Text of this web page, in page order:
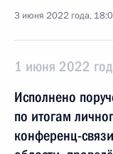
3 июня 2022 года,
1 июня 2022
Исполнено
по итогам
конференц-